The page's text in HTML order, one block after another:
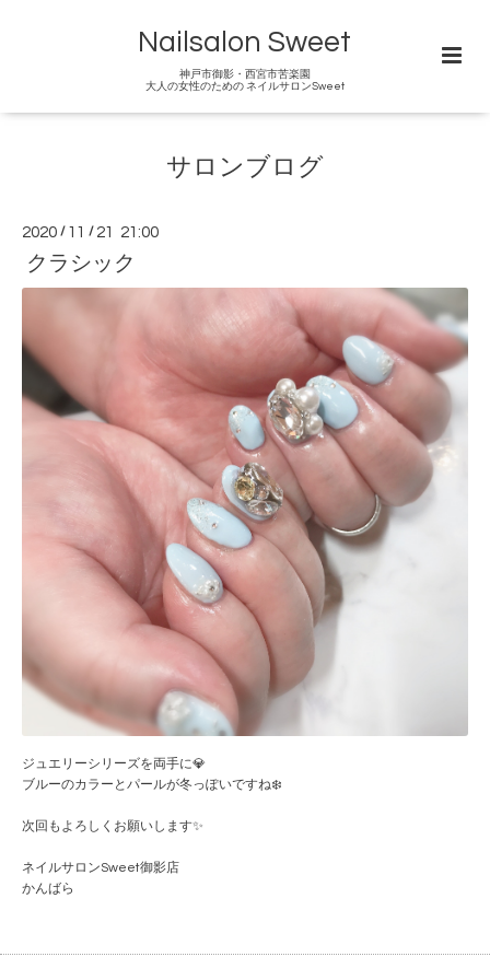
Nailsalon Sweet
神戸市御影・西宮市苦楽園
大人の女性のための ネイルサロンSweet
サロンブログ
2020 / 11 / 21 21:00
クラシック
ジュエリーシリーズを両手に💎
ブルーのカラーとパールが冬っぽいですね❄️
次回もよろしくお願いします✨
ネイルサロンSweet御影店
かんばら